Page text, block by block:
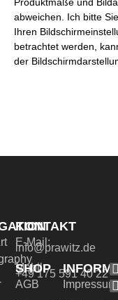
abweichen. Ich bitte
Ihren
betrachtet werden,
der
KONTAKT
E-Mail:
info@prawitz.de
Mobil:
+49 175 591 40 22
SHOP
AGB
Impressum